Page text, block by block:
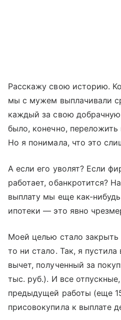
Расскажу свою историю.
мы с мужем выплачивали
каждый за свою
было, конечно,
Но я понимала, что это
А если его уволят? Если
работает, обанкротится?
выплату мы еще как-
ипотеки — это явно
Моей целью стало
то ни стало. Так, я
вычет, полученный за
тыс. руб.). И все
предыдущей работы (еще
присовокупила к выплате